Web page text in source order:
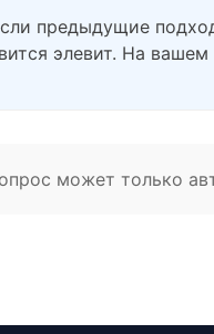
предыдущие
элевит. На
может только